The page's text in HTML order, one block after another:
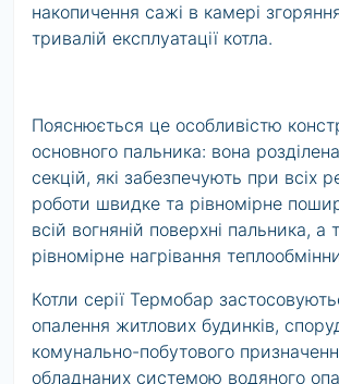
накопичення сажі в камері
тривалій експлуатації котла.
Пояснюється це особливістю
основного пальника: вона
секцій, які забезпечують при всіх
роботи швидке та рівномірне
всій вогняній поверхні пальника, а
рівномірне нагрівання
Котли серії Термобар
опалення житлових будинків,
комунально-побутового
обладнаних системою водяного